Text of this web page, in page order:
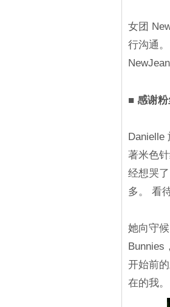
女团
行沟通
■ 感谢
Danielle
著米色
经想哭
多。 看
她向守
Bunnies
开始前
在的我。